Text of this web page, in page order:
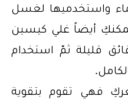
واستخدميها لغسل
أيضاً غلي كيسين
قليلة ثمّ استخدام
فهي تقوم بتقوية